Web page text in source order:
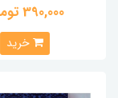
390,000 تومان
خرید